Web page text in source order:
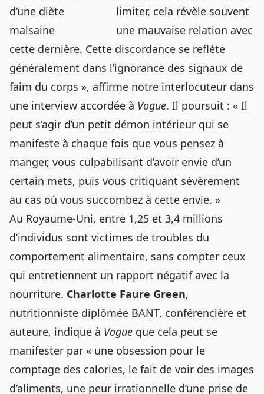
limiter, cela révèle souvent
une mauvaise relation avec
cette dernière. Cette discordance se reflète
généralement dans l’ignorance des signaux de
faim du corps », affirme notre interlocuteur dans
une interview accordée à Vogue. Il poursuit : « Il
peut s’agir d’un petit démon intérieur qui se
manifeste à chaque fois que vous pensez à
manger, vous culpabilisant d’avoir envie d’un
certain mets, puis vous critiquant sévèrement
au cas où vous succombez à cette envie. »
Au Royaume-Uni, entre 1,25 et 3,4 millions
d’individus sont victimes de troubles du
comportement alimentaire, sans compter ceux
qui entretiennent un rapport négatif avec la
nourriture. Charlotte Faure Green,
nutritionniste diplômée BANT, conférencière et
auteure, indique à Vogue que cela peut se
manifester par « une obsession pour le
comptage des calories, le fait de voir des images
d’aliments, une peur irrationnelle d’une prise de